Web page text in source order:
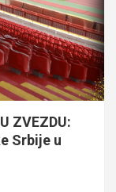
ZVEZDU:
Srbije u